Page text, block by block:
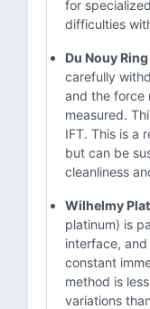
for
difficulties
Du Nouy
carefully
and the force
measured.
IFT. This is a
but can be
cleanliness
Wilhelmy
platinum) is
interface,
constant
method is
variations